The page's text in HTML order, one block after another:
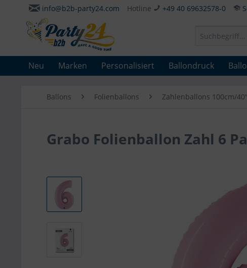
info@b2b-party24.com Hotline +49 40 69632578-0
Neu Marken Personalisiert Ballondruck
Ballons Folienballons Zahlenballons 100cm/40"
Grabo Folienballon Zahl 6